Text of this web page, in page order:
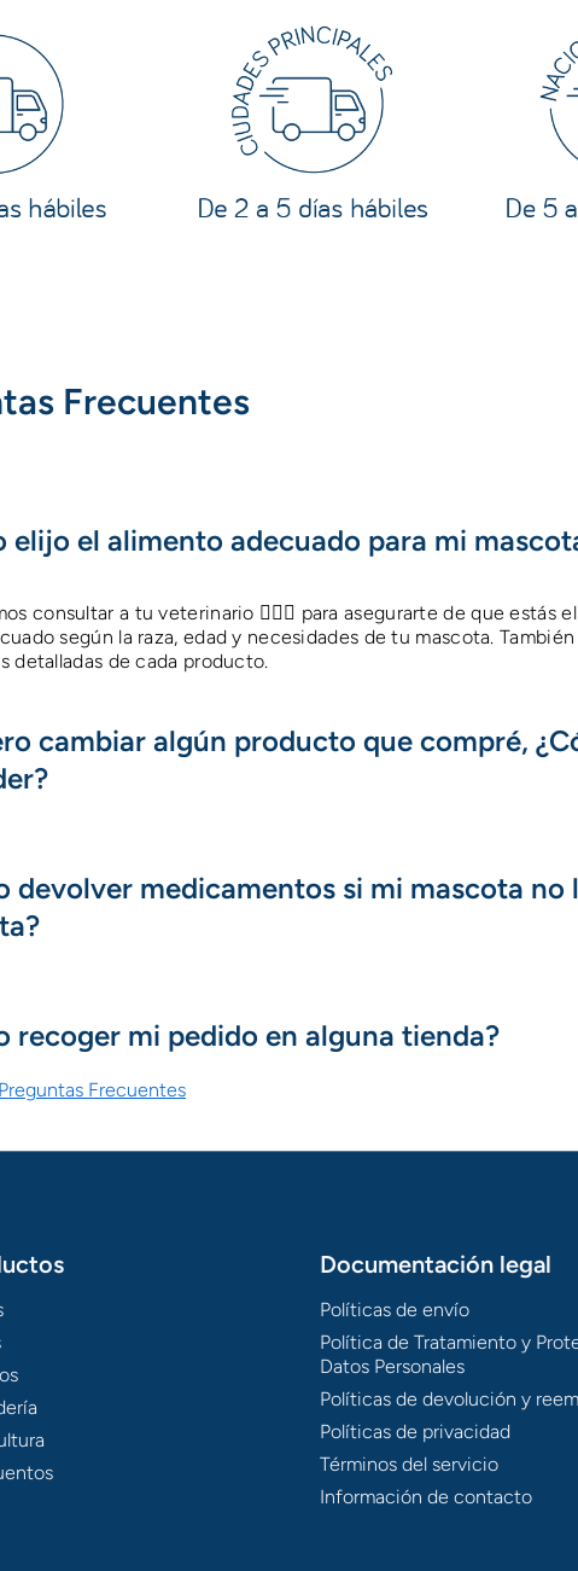
Frecuentes
elijo el alimento adecuado para mi
consultar a tu veterinario 👩🏻‍⚕️ para asegurarte de que estás
según la raza, edad y necesidades de tu mascota.
detalladas de cada producto.
cambiar algún producto que compré,
devolver medicamentos si mi mascota no
recoger mi pedido en alguna tienda?
Frecuentes
Documentación legal
Políticas de envío
Política de Tratamiento y
Datos Personales
Políticas de devolución y
Políticas de privacidad
Términos del servicio
Información de contacto